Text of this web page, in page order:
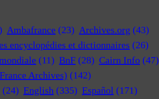
Ambafrance (23) Archives.org (43)
encyclopédies et dictionnaires (26)
(11) BnF (28) Cairn Info (47)
Archives) (142)
(24) English (335) Español (171)